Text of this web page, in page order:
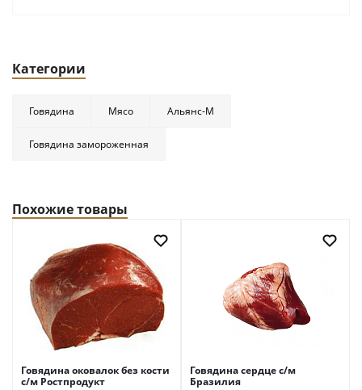
Категории
Говядина Мясо Альянс-М
Говядина замороженная
Похожие товары
Говядина оковалок без кости
с/м Ростпродукт
Говядина сердце с/м
Бразилия